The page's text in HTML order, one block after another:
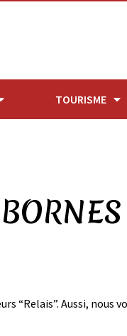
TOURISME
“Relais”. Aussi, nous